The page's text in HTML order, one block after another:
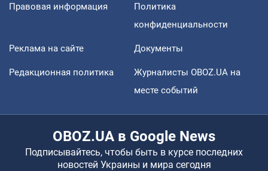
Правовая информация
Политика
конфиденциальности
Реклама на сайте Документы
Редакционная политика
Журналисты OBOZ.UA на
месте событий
OBOZ.UA в Google News
Подписывайтесь, чтобы быть в курсе последних
новостей Украины и мира сегодня